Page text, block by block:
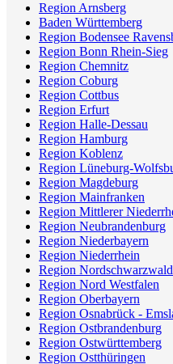
Region Arnsberg
Baden Württemberg
Region Bodensee
Region Bonn Rhein-Sieg
Region Chemnitz
Region Coburg
Region Cottbus
Region Erfurt
Region Halle-Dessau
Region Hamburg
Region Koblenz
Region Lüneburg-
Region Magdeburg
Region Mainfranken
Region Mittlerer
Region Neubrandenburg
Region Niederbayern
Region Niederrhein
Region Nordschwarzwald
Region Nord Westfalen
Region Oberbayern
Region Osnabrück -
Region Ostbrandenburg
Region Ostwürttemberg
Region Ostthüringen